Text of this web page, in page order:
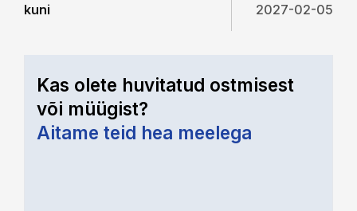
kuni
2027-02-05
Kas olete huvitatud ostmisest
või müügist?
Aitame teid hea meelega